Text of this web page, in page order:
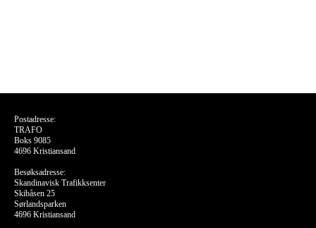
Postadresse:
TRAFO
Boks 9085
4696 Kristiansand
Besøksadresse:
Skandinavisk Trafikksenter
Skibåsen 25
Sørlandsparken
4696 Kristiansand